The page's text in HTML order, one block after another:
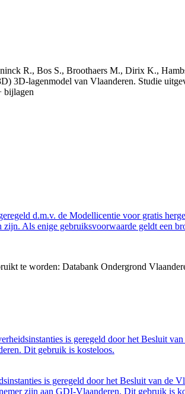
R., Bos S., Broothaers M., Dirix K.,
lagenmodel van Vlaanderen. Studie
bijlagen
d.m.v. de Modellicentie voor gratis
Als enige gebruiksvoorwaarde geldt een
te worden: Databank Ondergrond
is geregeld door het Besluit
Dit gebruik is kosteloos.
is geregeld door het Besluit van de
zijn aan GDI-Vlaanderen. Dit gebruik is